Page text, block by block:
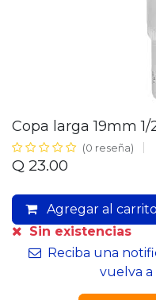
Copa larga 19mm 1/
(0 reseña)
Q 23.00
Agregar al carrito
Sin existencias
Reciba una
vuelva a